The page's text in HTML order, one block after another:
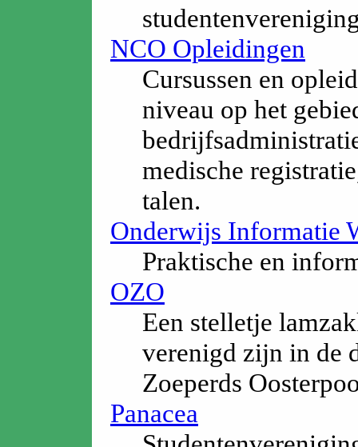
NCO Opleidingen
Cursussen en
niveau op het
medische
talen.
Onderwijs Informatie
Praktische en
OZO
Een stelletje
verenigd zijn in de
Zoeperds
Panacea